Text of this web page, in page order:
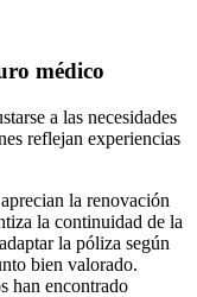
médico
a las necesidades
reflejan experiencias
la renovación
la continuidad de la
la póliza según
bien valorado.
han encontrado